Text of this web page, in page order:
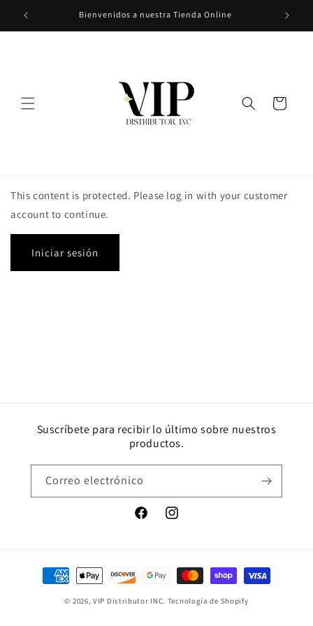
directamente
al contenido
Bienvenidos a nuestra Tienda Online
Carrito
This content is protected. Please log in with your customer
account to continue.
Iniciar sesión
Suscríbete para recibir lo último sobre nuestros
productos.
Correo electrónico
FacebookInstagram
Formas
de
© 2026,VIP Distributor INC. Tecnología de Shopify